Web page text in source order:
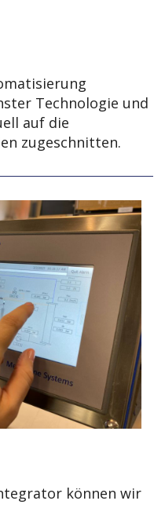
Technologie und
auf die
zugeschnitten.
können wir